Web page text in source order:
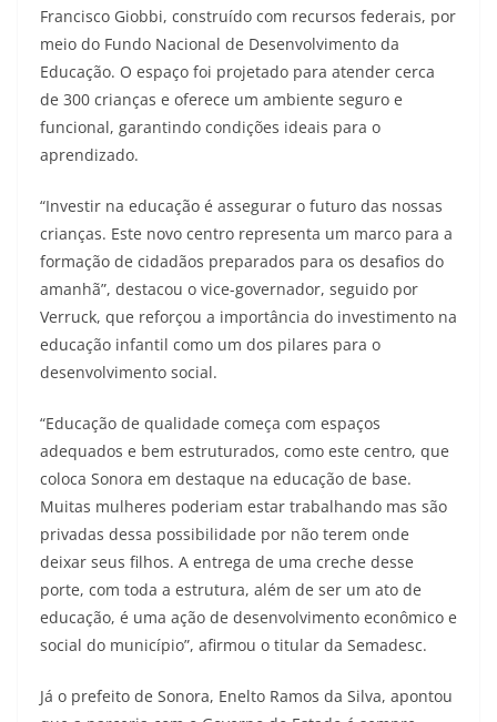
Francisco Giobbi, construído com recursos federais, por
meio do Fundo Nacional de Desenvolvimento da
Educação. O espaço foi projetado para atender cerca
de 300 crianças e oferece um ambiente seguro e
funcional, garantindo condições ideais para o
aprendizado.
“Investir na educação é assegurar o futuro das nossas
crianças. Este novo centro representa um marco para a
formação de cidadãos preparados para os desafios do
amanhã”, destacou o vice-governador, seguido por
Verruck, que reforçou a importância do investimento na
educação infantil como um dos pilares para o
desenvolvimento social.
“Educação de qualidade começa com espaços
adequados e bem estruturados, como este centro, que
coloca Sonora em destaque na educação de base.
Muitas mulheres poderiam estar trabalhando mas são
privadas dessa possibilidade por não terem onde
deixar seus filhos. A entrega de uma creche desse
porte, com toda a estrutura, além de ser um ato de
educação, é uma ação de desenvolvimento econômico e
social do município”, afirmou o titular da Semadesc.
Já o prefeito de Sonora, Enelto Ramos da Silva, apontou